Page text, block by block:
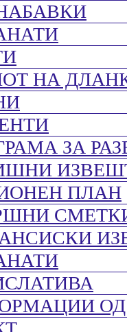
НА
ЗА
ПЛАН
ОД